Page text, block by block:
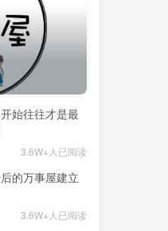
始往往才是最
3.6W+人已阅读
的万事屋建立
3.6W+人已阅读